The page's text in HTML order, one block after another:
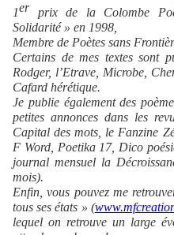
1er prix de la Colombe
Solidarité » en 1998,
Membre de Poètes sans
Certains de mes textes sont
Rodger, l’Etrave, Microbe,
Cafard hérétique.
Je publie également des
petites annonces dans les
Capital des mots, le Fanzine
F Word, Poetika 17, Dico
journal mensuel la
mois).
Enfin, vous pouvez me
tous ses états » (
lequel on retrouve un large